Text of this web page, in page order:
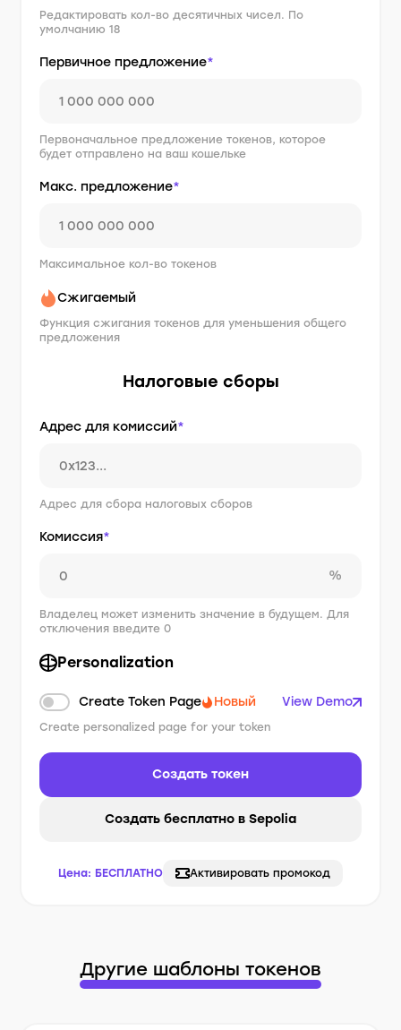
Редактировать кол-во десятичных чисел. По
умолчанию 18
Первичное предложение*
Первоначальное предложение токенов, которое
будет отправлено на ваш кошельке
Макс. предложение*
Максимальное кол-во токенов
Сжигаемый
Функция сжигания токенов для уменьшения общего
предложения
Налоговые сборы
Адрес для комиссий*
Адрес для сбора налоговых сборов
Комиссия*
%
Владелец может изменить значение в будущем. Для
отключения введите 0
Personalization
Create Token Page Новый View Demo
Create personalized page for your token
Создать токен
Создать бесплатно в Sepolia
Цена: БЕСПЛАТНО Активировать промокод
Другие шаблоны токенов